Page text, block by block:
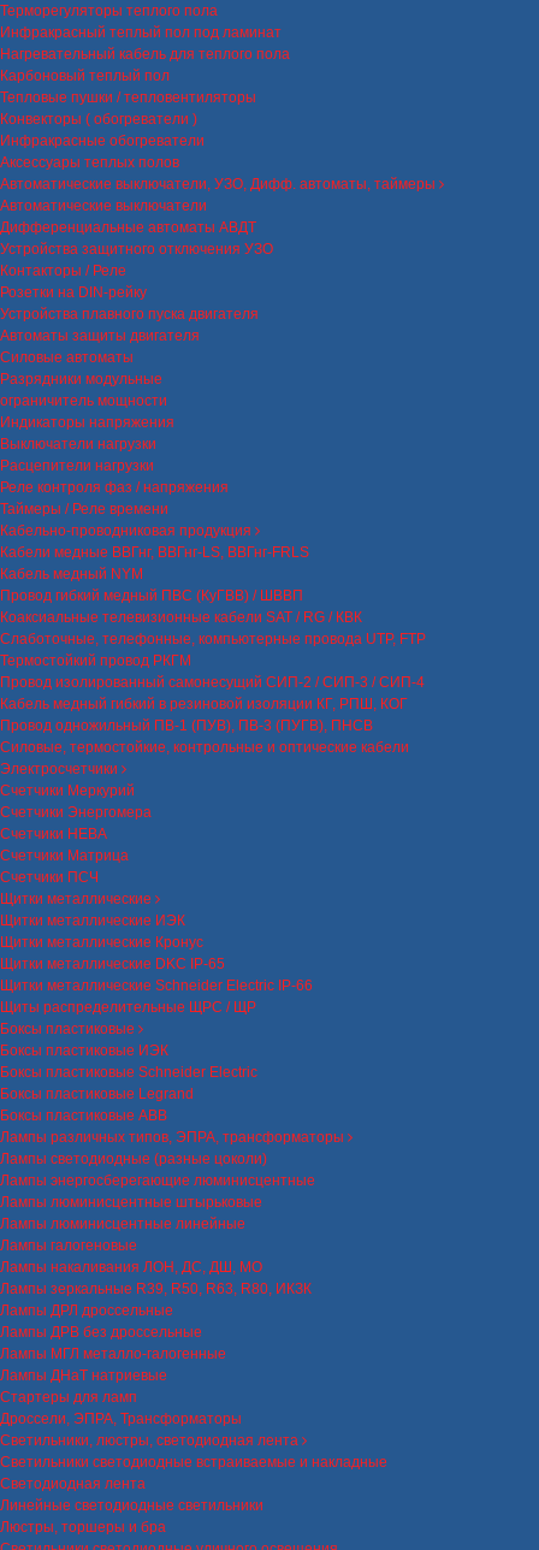
Терморегуляторы теплого пола
Инфракрасный теплый пол под ламинат
Нагревательный кабель для теплого пола
Карбоновый теплый пол
Тепловые пушки / тепловентиляторы
Конвекторы ( обогреватели )
Инфракрасные обогреватели
Аксессуары теплых полов
Автоматические выключатели, УЗО, Дифф. автоматы, таймеры
Автоматические выключатели
Дифференциальные автоматы АВДТ
Устройства защитного отключения УЗО
Контакторы / Реле
Розетки на DIN-рейку
Устройства плавного пуска двигателя
Автоматы защиты двигателя
Силовые автоматы
Разрядники модульные
ограничитель мощности
Индикаторы напряжения
Выключатели нагрузки
Расцепители нагрузки
Реле контроля фаз / напряжения
Таймеры / Реле времени
Кабельно-проводниковая продукция
Кабели медные ВВГнг, ВВГнг-LS, ВВГнг-FRLS
Кабель медный NYM
Провод гибкий медный ПВС (КуГВВ) / ШВВП
Коаксиальные телевизионные кабели SAT / RG / КВК
Слаботочные, телефонные, компьютерные провода UTP, FTP
Термостойкий провод РКГМ
Провод изолированный самонесущий СИП-2 / СИП-3 / СИП-4
Кабель медный гибкий в резиновой изоляции КГ, РПШ, КОГ
Провод одножильный ПВ-1 (ПУВ), ПВ-3 (ПУГВ), ПНСВ
Силовые, термостойкие, контрольные и оптические кабели
Электросчетчики
Счетчики Меркурий
Счетчики Энергомера
Счетчики НЕВА
Счетчики Матрица
Счетчики ПСЧ
Щитки металлические
Щитки металлические ИЭК
Щитки металлические Кронус
Щитки металлические DKC IP-65
Щитки металлические Schneider Electric IP-66
Щиты распределительные ЩРС / ЩР
Боксы пластиковые
Боксы пластиковые ИЭК
Боксы пластиковые Schneider Electric
Боксы пластиковые Legrand
Боксы пластиковые ABB
Лампы различных типов, ЭПРА, трансформаторы
Лампы светодиодные (разные цоколи)
Лампы энергосберегающие люминисцентные
Лампы люминисцентные штырьковые
Лампы люминисцентные линейные
Лампы галогеновые
Лампы накаливания ЛОН, ДС, ДШ, МО
Лампы зеркальные R39, R50, R63, R80, ИКЗК
Лампы ДРЛ дроссельные
Лампы ДРВ без дроссельные
Лампы МГЛ металло-галогенные
Лампы ДНаТ натриевые
Стартеры для ламп
Дроссели, ЭПРА, Трансформаторы
Светильники, люстры, светодиодная лента
Светильники светодиодные встраиваемые и накладные
Светодиодная лента
Линейные светодиодные светильники
Люстры, торшеры и бра